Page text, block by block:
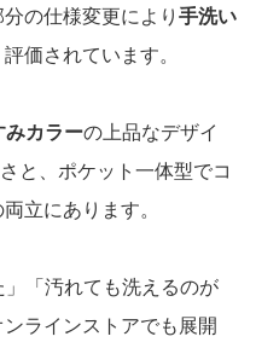
の仕様変更により 手洗い
価されています。
みカラーの上品なデザイ
と、ポケット一体型でコ
立にあります。
「汚れても洗えるのが
ラインストアでも展開